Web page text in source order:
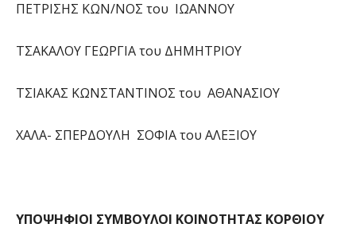
ΠΕΤΡΙΣΗΣ ΚΩΝ/ΝΟΣ του ΙΩΑΝΝΟΥ
ΤΣΑΚΑΛΟΥ ΓΕΩΡΓΙΑ του ΔΗΜΗΤΡΙΟΥ
ΤΣΙΑΚΑΣ ΚΩΝΣΤΑΝΤΙΝΟΣ του ΑΘΑΝΑΣΙΟΥ
ΧΑΛΑ- ΣΠΕΡΔΟΥΛΗ ΣΟΦΙΑ του ΑΛΕΞΙΟΥ
ΥΠΟΨΗΦΙΟΙ ΣΥΜΒΟΥΛΟΙ ΚΟΙΝΟΤΗΤΑΣ ΚΟΡΘΙΟΥ